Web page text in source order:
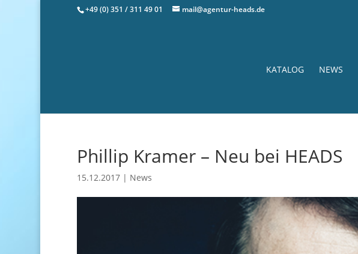
+49 (0) 351 / 311 49 01 mail@agentur-heads.de
KATALOG NEWS
Phillip Kramer – Neu bei HEADS
15.12.2017| News